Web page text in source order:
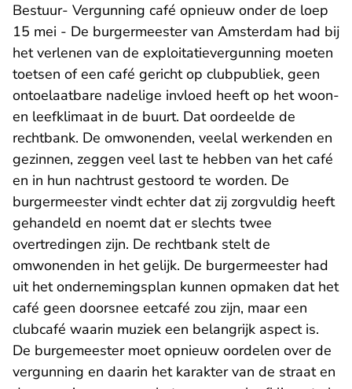
Bestuur- Vergunning café opnieuw onder de loep
15 mei - De burgermeester van Amsterdam had bij
het verlenen van de exploitatievergunning moeten
toetsen of een café gericht op clubpubliek, geen
ontoelaatbare nadelige invloed heeft op het woon-
en leefklimaat in de buurt. Dat oordeelde de
rechtbank. De omwonenden, veelal werkenden en
gezinnen, zeggen veel last te hebben van het café
en in hun nachtrust gestoord te worden. De
burgermeester vindt echter dat zij zorgvuldig heeft
gehandeld en noemt dat er slechts twee
overtredingen zijn. De rechtbank stelt de
omwonenden in het gelijk. De burgermeester had
uit het ondernemingsplan kunnen opmaken dat het
café geen doorsnee eetcafé zou zijn, maar een
clubcafé waarin muziek een belangrijk aspect is.
De burgemeester moet opnieuw oordelen over de
vergunning en daarin het karakter van de straat en